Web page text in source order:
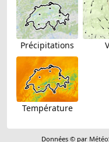
Précipitations
Température
Données © par